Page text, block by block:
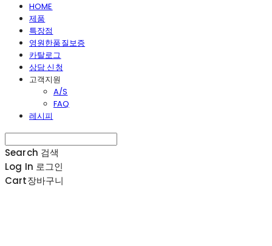
HOME
제품
특장점
영원한품질보증
카탈로그
상담 신청
고객지원
A/S
FAQ
레시피
Search 검색
Log In 로그인
Cart장바구니